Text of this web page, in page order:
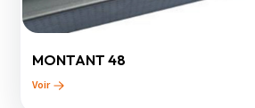
MONTANT 48
Voir